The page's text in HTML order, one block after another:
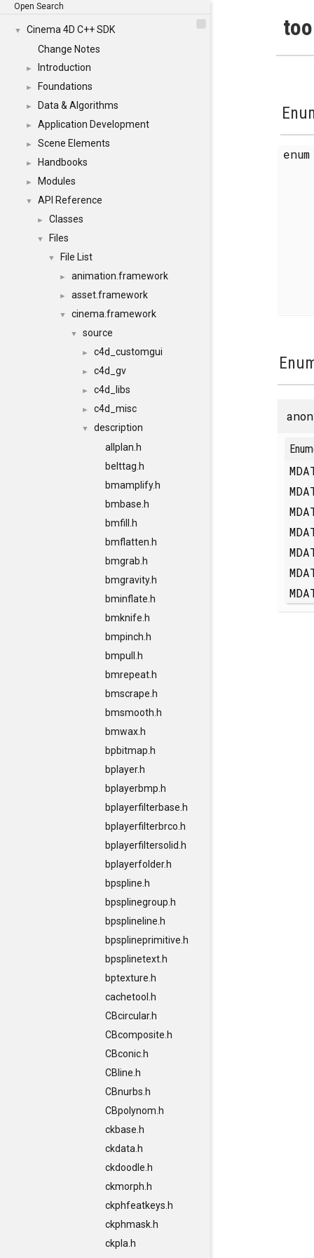
Open Search
▼
Cinema 4D C++ SDK
Change Notes
► Introduction
► Foundations
► Data & Algorithms
► Application Development
► Scene Elements
► Handbooks
► Modules
▼ API Reference
► Classes
▼ Files
▼ File List
► animation.framework
► asset.framework
▼ cinema.framework
▼ source
► c4d_customgui
► c4d_gv
► c4d_libs
► c4d_misc
▼
description
allplan.h
belttag.h
bmamplify.h
bmbase.h
bmfill.h
bmflatten.h
bmgrab.h
bmgravity.h
bminflate.h
bmknife.h
bmpinch.h
bmpull.h
bmrepeat.h
bmscrape.h
bmsmooth.h
bmwax.h
bpbitmap.h
bplayer.h
bplayerbmp.h
bplayerfilterbase.h
bplayerfilterbrco.h
bplayerfiltersolid.h
bplayerfolder.h
bpspline.h
bpsplinegroup.h
bpsplineline.h
bpsplineprimitive.h
bpsplinetext.h
bptexture.h
cachetool.h
CBcircular.h
CBcomposite.h
CBconic.h
CBline.h
CBnurbs.h
CBpolynom.h
ckbase.h
ckdata.h
ckdoodle.h
ckmorph.h
ckphfeatkeys.h
ckphmask.h
ckpla.h